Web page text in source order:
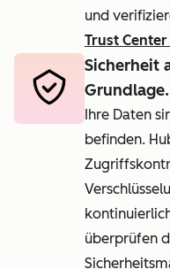
und
Trust
Sicherheit
Grundlage.
Ihre Daten
befinden.
überprüfen